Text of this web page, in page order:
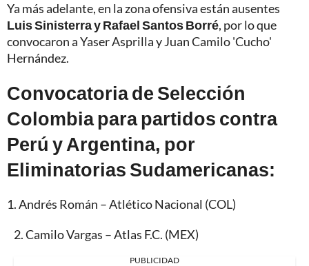
Ya más adelante, en la zona ofensiva están ausentes
Luis Sinisterra y Rafael Santos Borré, por lo que
convocaron a Yaser Asprilla y Juan Camilo 'Cucho'
Hernández.
Convocatoria de Selección
Colombia para partidos contra
Perú y Argentina, por
Eliminatorias Sudamericanas:
1.⁠ ⁠Andrés Román – Atlético Nacional (COL)
2.⁠ ⁠Camilo Vargas – Atlas F.C. (MEX)
PUBLICIDAD